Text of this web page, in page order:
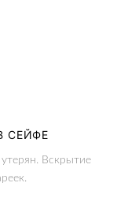
СЕЙФЕ
Вскрытие